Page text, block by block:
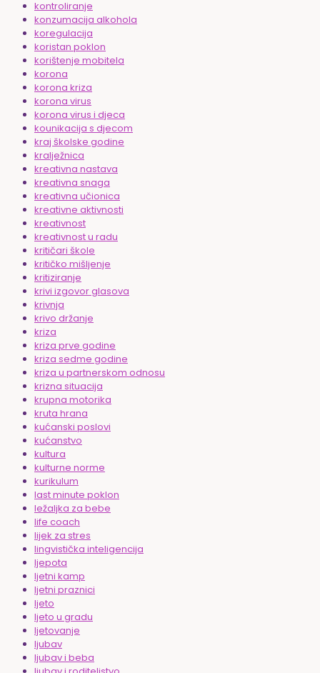
kontroliranje
konzumacija alkohola
koregulacija
koristan poklon
korištenje mobitela
korona
korona kriza
korona virus
korona virus i djeca
kounikacija s djecom
kraj školske godine
kralježnica
kreativna nastava
kreativna snaga
kreativna učionica
kreativne aktivnosti
kreativnost
kreativnost u radu
kritičari škole
kritičko mišljenje
kritiziranje
krivi izgovor glasova
krivnja
krivo držanje
kriza
kriza prve godine
kriza sedme godine
kriza u partnerskom odnosu
krizna situacija
krupna motorika
kruta hrana
kućanski poslovi
kućanstvo
kultura
kulturne norme
kurikulum
last minute poklon
ležaljka za bebe
life coach
lijek za stres
lingvistička inteligencija
ljepota
ljetni kamp
ljetni praznici
ljeto
ljeto u gradu
ljetovanje
ljubav
ljubav i beba